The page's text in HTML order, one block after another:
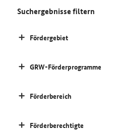
Suchergebnisse filtern
Fördergebiet
GRW-Förderprogramme
Förderbereich
Förderberechtigte